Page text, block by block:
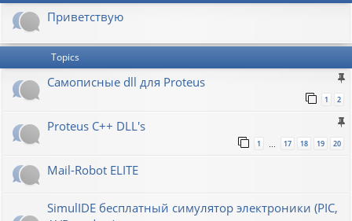
u
Приветствую
Topics
Самописные dll для Proteus
1 2
Proteus C++ DLL's
1 … 17 18 19 20
Mail-Robot ELITE
SimulIDE бесплатный симулятор электроники (PIC,